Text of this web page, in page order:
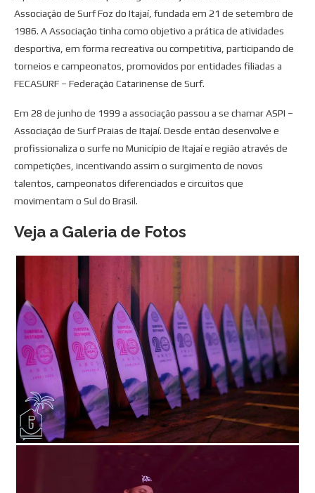
Associação de Surf Foz do Itajaí, fundada em 21 de setembro de
1986. A Associação tinha como objetivo a prática de atividades
desportiva, em forma recreativa ou competitiva, participando de
torneios e campeonatos, promovidos por entidades filiadas a
FECASURF – Federação Catarinense de Surf.
Em 28 de junho de 1999 a associação passou a se chamar ASPI –
Associação de Surf Praias de Itajaí. Desde então desenvolve e
profissionaliza o surfe no Município de Itajaí e região através de
competições, incentivando assim o surgimento de novos
talentos, campeonatos diferenciados e circuitos que
movimentam o Sul do Brasil.
Veja a Galeria de Fotos